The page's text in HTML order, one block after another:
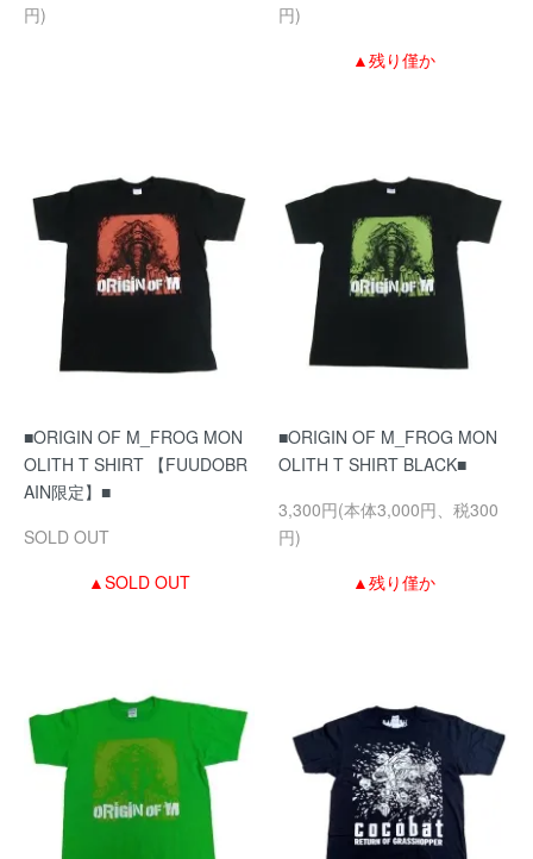
円)
円)
▲残り僅か
■ORIGIN OF M_FROG MON
OLITH T SHIRT 【FUUDOBR
AIN限定】■
SOLD OUT
▲SOLD OUT
■ORIGIN OF M_FROG MON
OLITH T SHIRT BLACK■
3,300円(本体3,000円、税300
円)
▲残り僅か